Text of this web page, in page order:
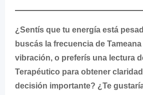
¿Sentís que tu energía está
buscás la frecuencia de
vibración, o preferís una lectura
Terapéutico para obtener
decisión importante? ¿Te